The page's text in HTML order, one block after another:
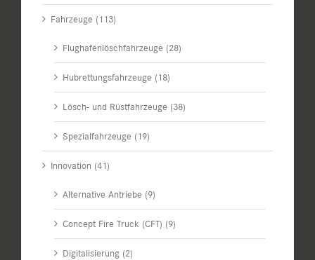
Fahrzeuge (113)
Flughafenlöschfahrzeuge (28)
Hubrettungsfahrzeuge (18)
Lösch- und Rüstfahrzeuge (38)
Spezialfahrzeuge (19)
Innovation (41)
Alternative Antriebe (9)
Concept Fire Truck (CFT) (9)
Digitalisierung (2)